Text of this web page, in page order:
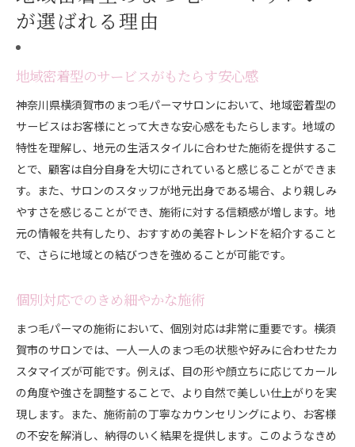
が選ばれる理由
地域密着型のサービスがもたらす安心感
神奈川県横須賀市のまつ毛パーマサロンにおいて、地域密着型の
サービスはお客様にとって大きな安心感をもたらします。地域の
特性を理解し、地元の生活スタイルに合わせた施術を提供するこ
とで、顧客は自分自身を大切にされていると感じることができま
す。また、サロンのスタッフが地元出身である場合、より親しみ
やすさを感じることができ、施術に対する信頼感が増します。地
元の情報を共有したり、おすすめの美容トレンドを紹介すること
で、さらに地域との結びつきを強めることが可能です。
個別対応でのきめ細やかな施術
まつ毛パーマの施術において、個別対応は非常に重要です。横須
賀市のサロンでは、一人一人のまつ毛の状態や好みに合わせたカ
スタマイズが可能です。例えば、目の形や顔立ちに応じてカール
の角度や強さを調整することで、より自然で美しい仕上がりを実
現します。また、施術前の丁寧なカウンセリングにより、お客様
の不安を解消し、納得のいく結果を提供します。このようなきめ